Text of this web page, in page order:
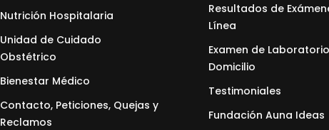
Nutrición Hospitalaria
Unidad de Cuidado
Obstétrico
Bienestar Médico
Contacto, Peticiones, Quejas y
Reclamos
Resultados de
Línea
Examen de
Domicilio
Testimoniales
Fundación Auna Ideas